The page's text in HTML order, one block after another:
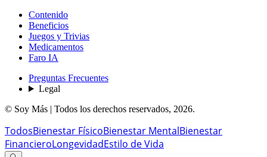
Contenido
Beneficios
Juegos y Trivias
Medicamentos
Faro IA
Preguntas Frecuentes
Legal
© Soy Más | Todos los derechos reservados, 2026.
TodosBienestar FísicoBienestar MentalBienestar
FinancieroLongevidadEstilo de Vida